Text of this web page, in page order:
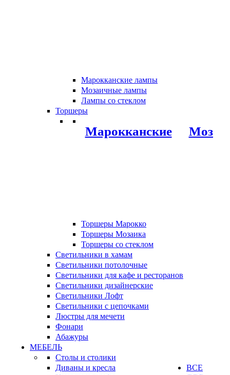
Марокканские лампы
Мозаичные лампы
Лампы со стеклом
Торшеры
Марокканские
Торшеры Марокко
Торшеры Мозаика
Торшеры со стеклом
Светильники в хамам
Светильники потолочные
Светильники для кафе и ресторанов
Светильники дизайнерские
Светильники Лофт
Светильники с цепочками
Люстры для мечети
Фонари
Абажуры
МЕБЕЛЬ
Столы и столики
Диваны и кресла
ВСЕ